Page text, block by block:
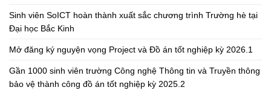
Sinh viên SoICT hoàn thành xuất sắc chương trình Trường hè tại
Đại học Bắc Kinh
Mở đăng ký nguyện vọng Project và Đồ án tốt nghiệp kỳ 2026.1
Gần 1000 sinh viên trường Công nghệ Thông tin và Truyền thông
bảo vệ thành công đồ án tốt nghiệp kỳ 2025.2